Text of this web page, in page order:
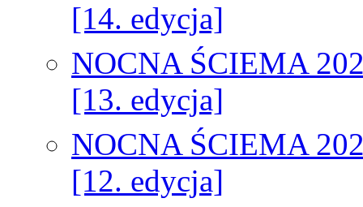
[14. edycja]
NOCNA ŚCIEMA
[13. edycja]
NOCNA ŚCIEMA
[12. edycja]